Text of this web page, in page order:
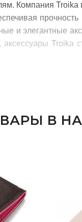
Компания Troika
и элегантные
аксессуары
В